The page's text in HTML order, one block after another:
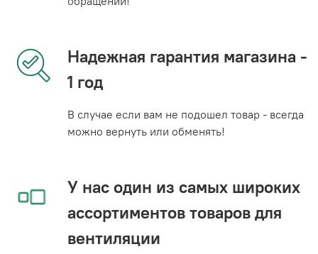
Надежная гарантия магазина -
1 год
В случае если вам не подошел товар - всегда
можно вернуть или обменять!
У нас один из самых широких
ассортиментов товаров для
вентиляции